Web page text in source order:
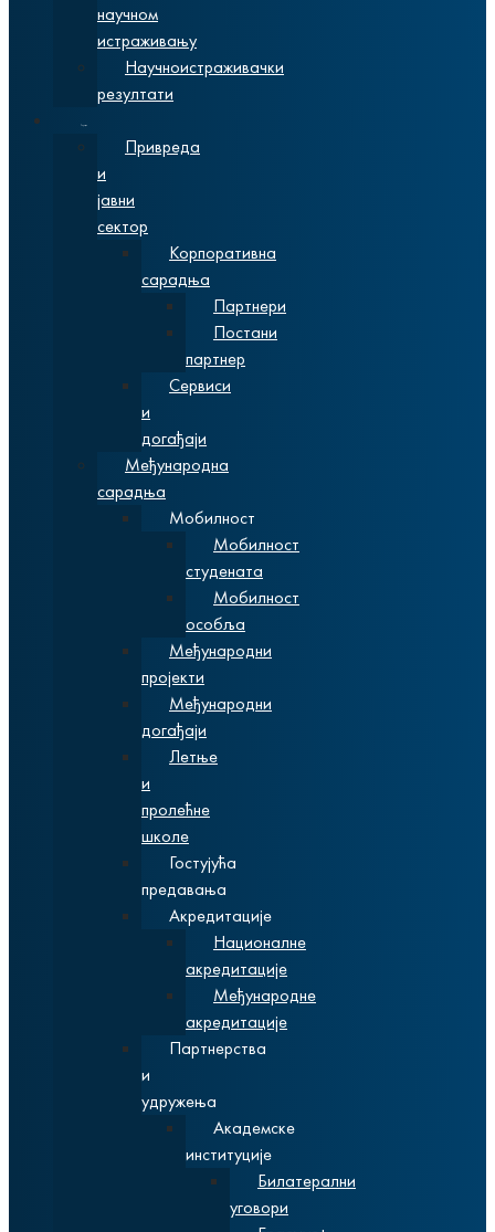
научном
истраживању
Научноистраживачки
резултати
Привреда
и
јавни
сектор
Корпоративна
сарадња
Партнери
Постани
партнер
Сервиси
и
догађаји
Међународна
сарадња
Мобилност
Мобилност
студената
Мобилност
особља
Међународни
пројекти
Међународни
догађаји
Летње
и
пролећне
школе
Гостујућа
предавања
Акредитације
Националне
акредитације
Међународне
акредитације
Партнерства
и
удружења
Академске
институције
Билатерални
уговори